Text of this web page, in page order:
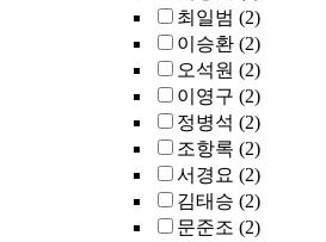
최일범 (2)
이승환 (2)
오석원 (2)
이영구 (2)
정병석 (2)
조항록 (2)
서경요 (2)
김태승 (2)
문준조 (2)